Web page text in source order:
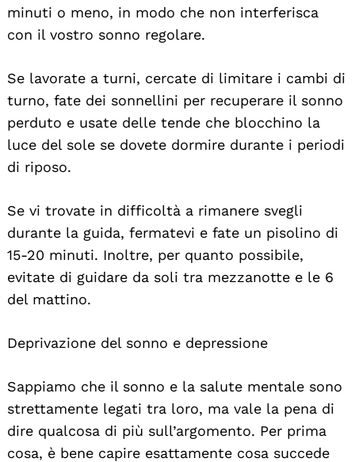
minuti o meno, in modo che non interferisca
con il vostro sonno regolare.
Se lavorate a turni, cercate di limitare i cambi di
turno, fate dei sonnellini per recuperare il sonno
perduto e usate delle tende che blocchino la
luce del sole se dovete dormire durante i periodi
di riposo.
Se vi trovate in difficoltà a rimanere svegli
durante la guida, fermatevi e fate un pisolino di
15-20 minuti. Inoltre, per quanto possibile,
evitate di guidare da soli tra mezzanotte e le 6
del mattino.
Deprivazione del sonno e depressione
Sappiamo che il sonno e la salute mentale sono
strettamente legati tra loro, ma vale la pena di
dire qualcosa di più sull’argomento. Per prima
cosa, è bene capire esattamente cosa succede